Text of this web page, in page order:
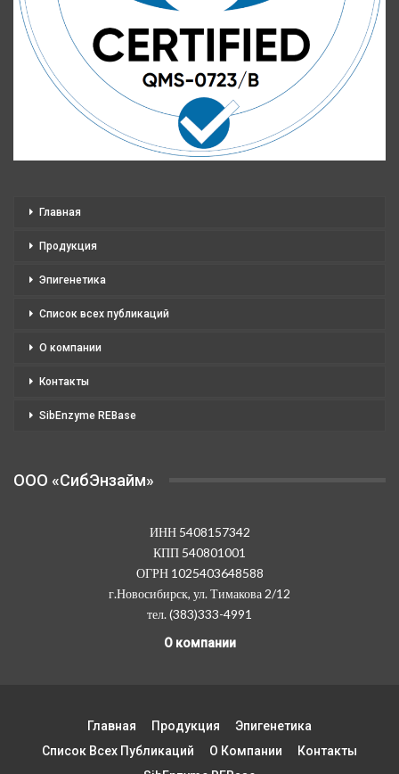
Главная
Продукция
Эпигенетика
Список всех публикаций
О компании
Контакты
SibEnzyme REBase
OOO «СибЭнзайм»
ИНН 5408157342
КПП 540801001
ОГРН 1025403648588
г.Новосибирск, ул. Тимакова 2/12
тел. (383)333-4991
О компании
Главная Продукция
Эпигенетика
Список Всех Публикаций
О Компании
Контакты